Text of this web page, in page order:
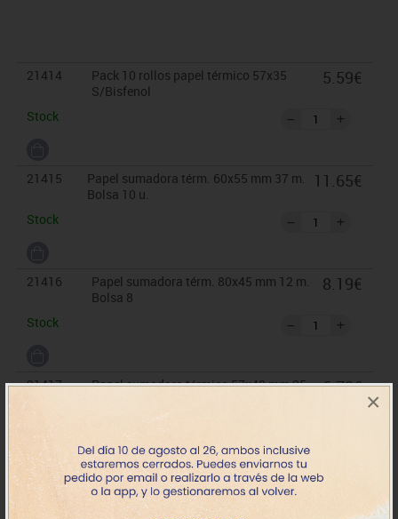
×
21414
Pack 10 rollos papel térmico 57x35
S/Bisfenol
Stock
5.59€
21415
Papel sumadora térm. 60x55 mm 37 m.
Bolsa 10 u.
Stock
11.65€
21416
Papel sumadora térm. 80x45 mm 12 m.
Bolsa 8
Stock
8.19€
21417
Papel sumadora térmico 57x48 mm 25
6.70€
21418
Papel sumadora térm. 57x55 mm 35 m.
Bolsa 10 u.